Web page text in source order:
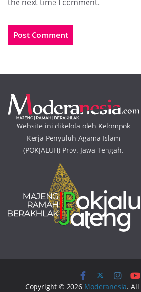
the next time I comment.
Website ini dikelola oleh Kelompok
Kerja Penyuluh Agama Islam
(POKJALUH) Prov. Jawa Tengah.
Copyright © 2026 Moderanesia.